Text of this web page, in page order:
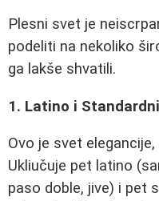
Plesni svet je
podeliti na nekoliko
ga lakše shvatili.
1. Latino i
Ovo je svet
Ukliučuje pet latino
paso doble, jive) i pet